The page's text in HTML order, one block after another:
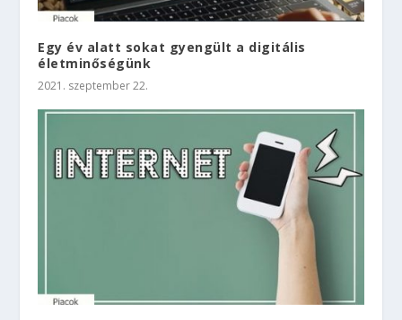
Egy év alatt sokat gyengült a digitális
életminőségünk
2021. szeptember 22.